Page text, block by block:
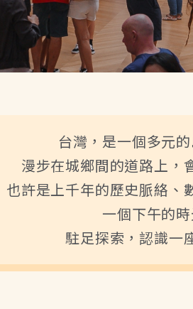
台灣，是一個多元
漫步在城鄉間的道路上，
也許是上千年的歷史脈絡、
一個下午的
駐足探索，認識一